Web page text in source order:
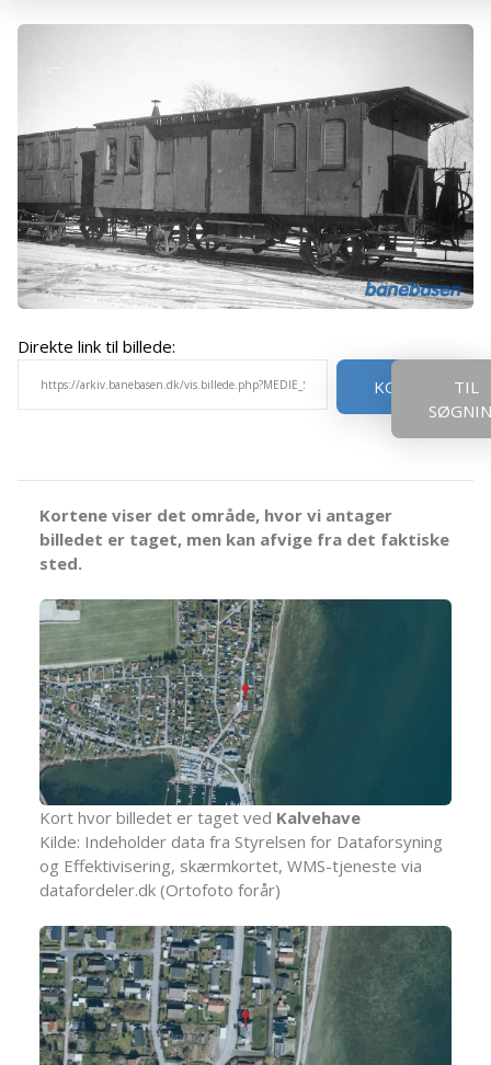
Direkte link til billede:
KOPIER
TIL
Kortene viser det område, hvor vi antager
billedet er taget, men kan afvige fra det faktiske
sted.
Kort hvor billedet er taget ved Kalvehave
Kilde: Indeholder data fra Styrelsen for Dataforsyning
og Effektivisering, skærmkortet, WMS-tjeneste via
datafordeler.dk (Ortofoto forår)